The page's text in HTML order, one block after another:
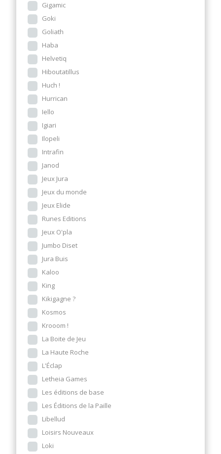
Gigamic
Goki
Goliath
Haba
Helvetiq
Hiboutatillus
Huch !
Hurrican
Iello
Igiari
Ilopeli
Intrafin
Janod
Jeux Jura
Jeux du monde
Jeux Elide
Runes Editions
Jeux O'pla
Jumbo Diset
Jura Buis
Kaloo
King
Kikigagne ?
Kosmos
Krooom !
La Boite de Jeu
La Haute Roche
L'Éclap
Letheia Games
Les éditions de base
Les Éditions de la Paille
Libellud
Loisirs Nouveaux
Loki